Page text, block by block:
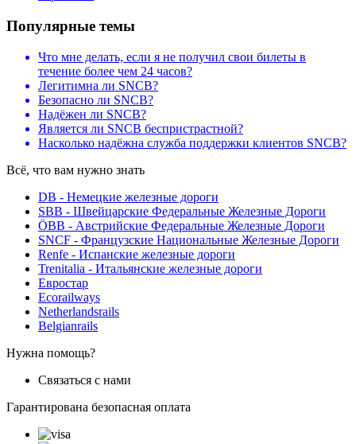
Популярные темы
Что мне делать, если я не получил свои билеты в
течение более чем 24 часов?
Легитимна ли SNCB?
Безопасно ли SNCB?
Надёжен ли SNCB?
Является ли SNCB беспристрастной?
Насколько надёжна служба поддержки клиентов SNCB?
Всё, что вам нужно знать
DB - Немецкие железные дороги
SBB - Швейцарские Федеральные Железные Дороги
ÖBB - Австрийские Федеральные Железные Дороги
SNCF - Французские Национальные Железные Дороги
Renfe - Испанские железные дороги
Trenitalia - Итальянские железные дороги
Евростар
Ecorailways
Netherlandsrails
Belgianrails
Нужна помощь?
Связаться с нами
Гарантирована безопасная оплата